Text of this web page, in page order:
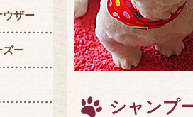
シャンプ
ウザー
ズー